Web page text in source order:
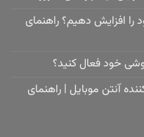
افزایش دهیم؟ راهنمای
آنتن موبایل | راهنمای